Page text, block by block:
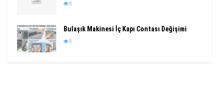
0
Bulaşık Makinesi İç Kapı Contası Değişimi
0